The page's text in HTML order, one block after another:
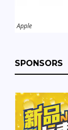
Apple
SPONSORS